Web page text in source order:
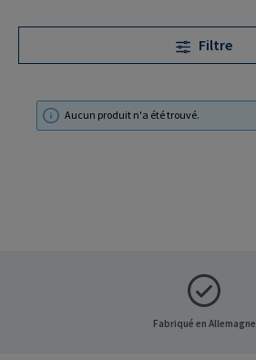
Filtre
Aucun produit n'a été trouvé.
Fabriqué en Allemagne